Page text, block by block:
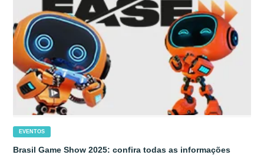
EVENTOS
Brasil Game Show 2025: confira todas as informações